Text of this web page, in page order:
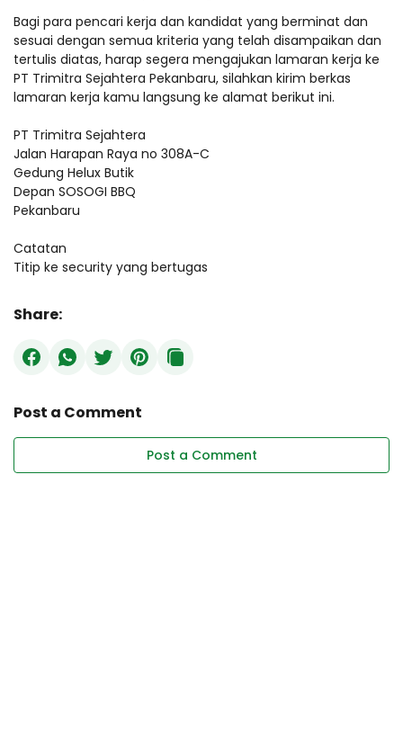
Bagi para pencari kerja dan kandidat yang berminat dan
sesuai dengan semua kriteria yang telah disampaikan dan
tertulis diatas, harap segera mengajukan lamaran kerja ke
PT Trimitra Sejahtera Pekanbaru, silahkan kirim berkas
lamaran kerja kamu langsung ke alamat berikut ini.
PT Trimitra Sejahtera
Jalan Harapan Raya no 308A-C
Gedung Helux Butik
Depan SOSOGI BBQ
Pekanbaru
Catatan
Titip ke security yang bertugas
Share:
Post a Comment
Post a Comment